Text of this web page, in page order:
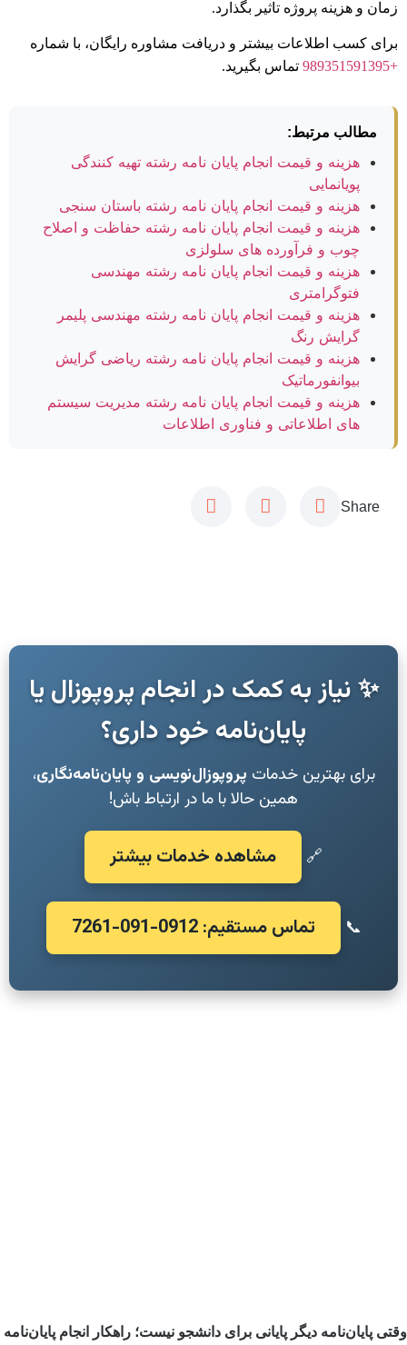
زمان و هزینه پروژه تاثیر بگذارد.
برای کسب اطلاعات بیشتر و دریافت مشاوره رایگان، با شماره
+989351591395
تماس بگیرید.
مطالب مرتبط:
هزینه و قیمت انجام پایان نامه رشته تهیه کنندگی
پویانمایی
هزینه و قیمت انجام پایان نامه رشته باستان سنجی
هزینه و قیمت انجام پایان نامه رشته حفاظت و اصلاح
چوب و فرآورده های سلولزی
هزینه و قیمت انجام پایان نامه رشته مهندسی
فتوگرامتری
هزینه و قیمت انجام پایان نامه رشته مهندسی پلیمر
گرایش رنگ
هزینه و قیمت انجام پایان نامه رشته ریاضی گرایش
بیوانفورماتیک
هزینه و قیمت انجام پایان نامه رشته مدیریت سیستم
های اطلاعاتی و فناوری اطلاعات
Share
✨ نیاز به کمک در انجام پروپوزال یا
پایان‌نامه خود داری؟
برای بهترین خدمات پروپوزال‌نویسی و پایان‌نامه‌نگاری،
همین حالا با ما در ارتباط باش!
🔗 مشاهده خدمات بیشتر
📞 تماس مستقیم: 0912-091-7261
وقتی پایان‌نامه دیگر پایانی برای دانشجو نیست؛ راهکار انجام پایان‌نامه